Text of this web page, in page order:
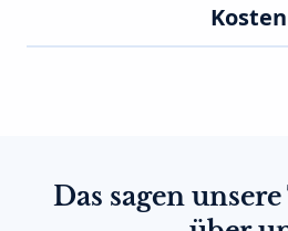
Kosten
Das sagen